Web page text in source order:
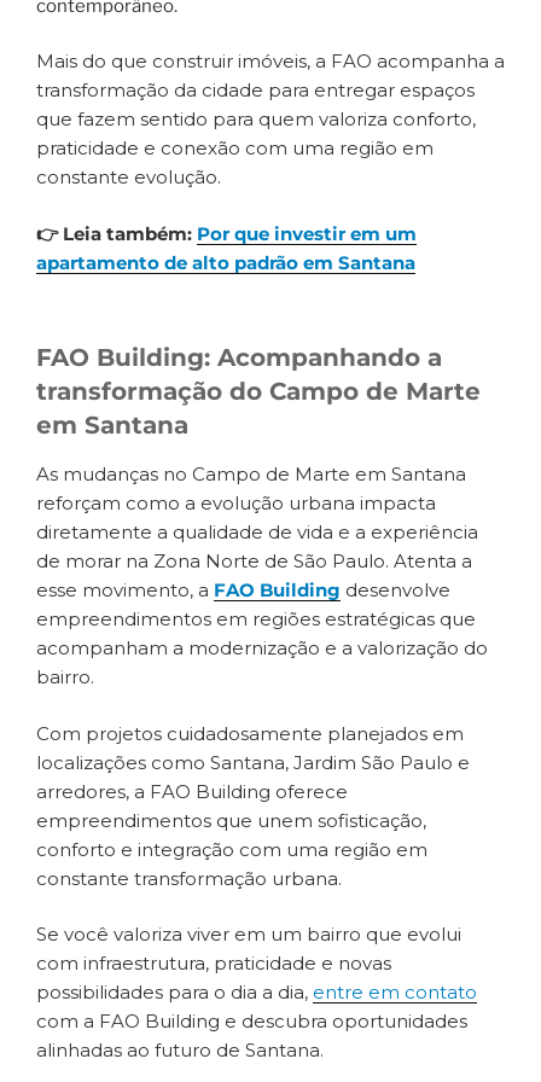
contemporâneo.
Mais do que construir imóveis, a FAO acompanha a
transformação da cidade para entregar espaços
que fazem sentido para quem valoriza conforto,
praticidade e conexão com uma região em
constante evolução.
👉 Leia também: Por que investir em um
apartamento de alto padrão em Santana
FAO Building: Acompanhando a
transformação do Campo de Marte
em Santana
As mudanças no Campo de Marte em Santana
reforçam como a evolução urbana impacta
diretamente a qualidade de vida e a experiência
de morar na Zona Norte de São Paulo. Atenta a
esse movimento, a FAO Building desenvolve
empreendimentos em regiões estratégicas que
acompanham a modernização e a valorização do
bairro.
Com projetos cuidadosamente planejados em
localizações como Santana, Jardim São Paulo e
arredores, a FAO Building oferece
empreendimentos que unem sofisticação,
conforto e integração com uma região em
constante transformação urbana.
Se você valoriza viver em um bairro que evolui
com infraestrutura, praticidade e novas
possibilidades para o dia a dia, entre em contato
com a FAO Building e descubra oportunidades
alinhadas ao futuro de Santana.